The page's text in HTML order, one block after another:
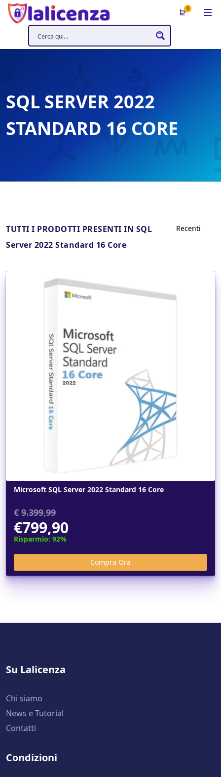
0
SQL SERVER 2022
STANDARD 16 CORE
TUTTI I PRODOTTI PRESENTI IN SQL
Server 2022 Standard 16 Core
Dettagli
Microsoft SQL Server 2022 Standard 16 Core
€ 9.399,99
€799,90
Risparmio: 92%
Su Lalicenza
Chi siamo
News e Tutorial
Contatti
Condizioni